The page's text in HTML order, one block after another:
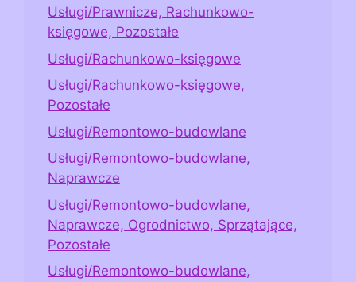
Usługi/Prawnicze, Rachunkowo-
księgowe, Pozostałe
Usługi/Rachunkowo-księgowe
Usługi/Rachunkowo-księgowe,
Pozostałe
Usługi/Remontowo-budowlane
Usługi/Remontowo-budowlane,
Naprawcze
Usługi/Remontowo-budowlane,
Naprawcze, Ogrodnictwo, Sprzątające,
Pozostałe
Usługi/Remontowo-budowlane,